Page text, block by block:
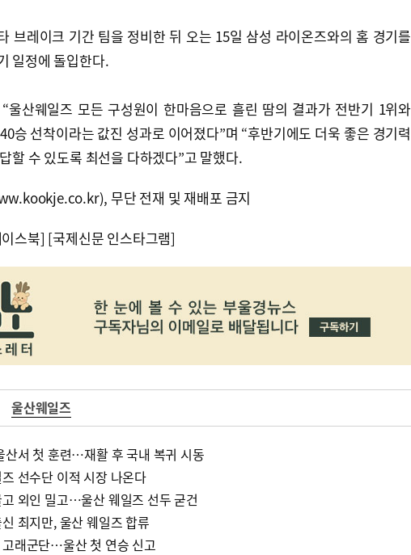
브레이크 기간 팀을 정비한 뒤 오는 15일 삼성 라이온즈와의 홈 경기를
일정에 돌입한다.
울산웨일즈 모든 구성원이 한마음으로 흘린 땀의 결과가 전반기 1위와
승 선착이라는 값진 성과로 이어졌다”며 “후반기에도 더욱 좋은 경기력
할 수 있도록 최선을 다하겠다”고 말했다.
무단 전재 및 재배포 금지
스북] [국제신문 인스타그램]
울산웨일즈
산서 첫 훈련…재활 후 국내 복귀 시동
선수단 이적 시장 나온다
외인 밀고…울산 웨일즈 선두 굳건
최지만, 울산 웨일즈 합류
고래군단…울산 첫 연승 신고